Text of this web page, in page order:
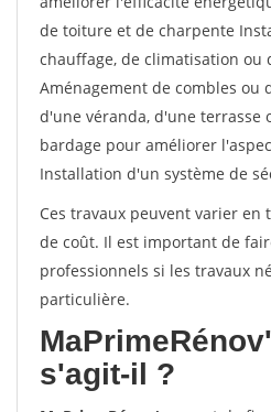
de toiture et de charpente
chauffage, de climatisation ou
Aménagement de combles ou
d'une véranda, d'une terrasse
bardage pour améliorer
Installation d'un système de
Ces travaux peuvent varier en
de coût. Il est important de
professionnels si les travaux
particulière.
MaPrimeRénov'
s'agit-il ?